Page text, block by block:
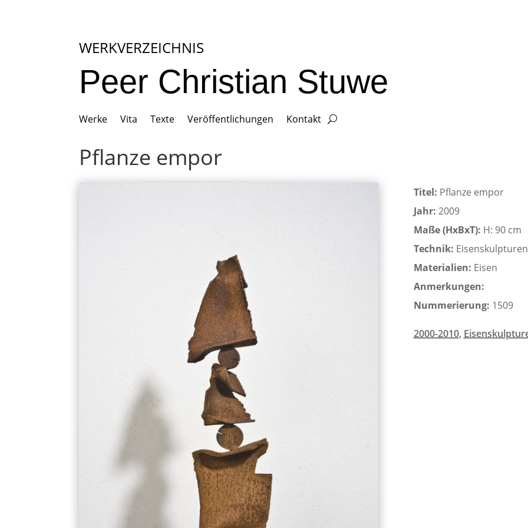
WERKVERZEICHNIS
Peer Christian Stuwe
Werke Vita Texte Veröffentlichungen Kontakt
Pflanze empor
Titel: Pflanze empor
Jahr: 2009
Maße (HxBxT): H: 90 cm
Technik: Eisenskulpturen
Materialien: Eisen
Anmerkungen:
Nummerierung: 1509
2000-2010,